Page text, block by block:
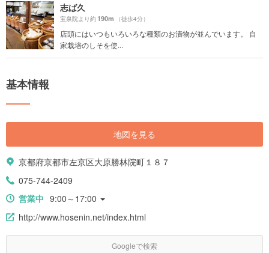
志ば久
宝泉院より約190m （徒歩4分）
店頭にはいつもいろいろな種類のお漬物が並んでいます。 自
家栽培のしそを使...
基本情報
地図を見る
京都府京都市左京区大原勝林院町１８７
075-744-2409
営業中 9:00～17:00
http://www.hosenin.net/index.html
Googleで検索